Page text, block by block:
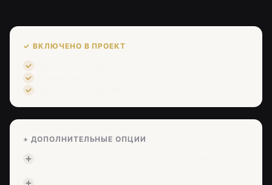
✓ ВКЛЮЧЕНО В ПРОЕКТ
+ ДОПОЛНИТЕЛЬНЫЕ ОПЦИИ